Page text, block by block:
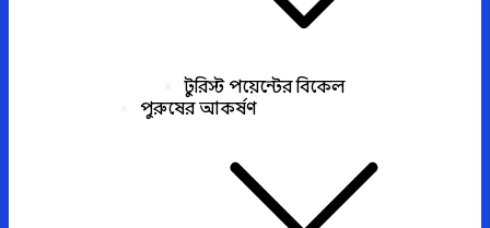
টুরিস্ট পয়েন্টের বিকেল
পুরুষের আকর্ষণ